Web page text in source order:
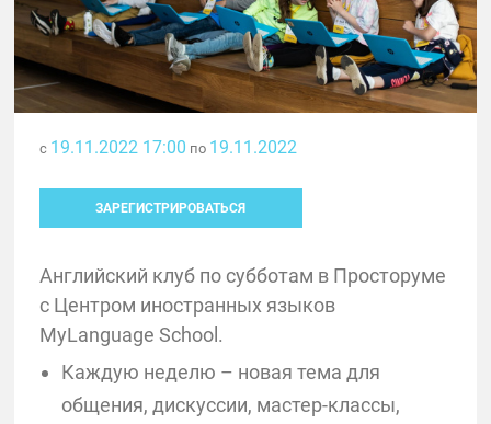
с 19.11.2022 17:00 по 19.11.2022
ЗАРЕГИСТРИРОВАТЬСЯ
Английский клуб по субботам в Просторуме
с Центром иностранных языков
MyLanguage School.
Каждую неделю – новая тема для
общения, дискуссии, мастер-классы,